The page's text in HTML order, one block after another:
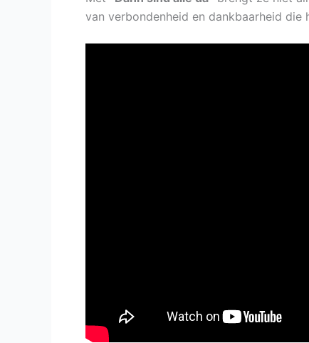
van verbondenheid en dankbaarheid